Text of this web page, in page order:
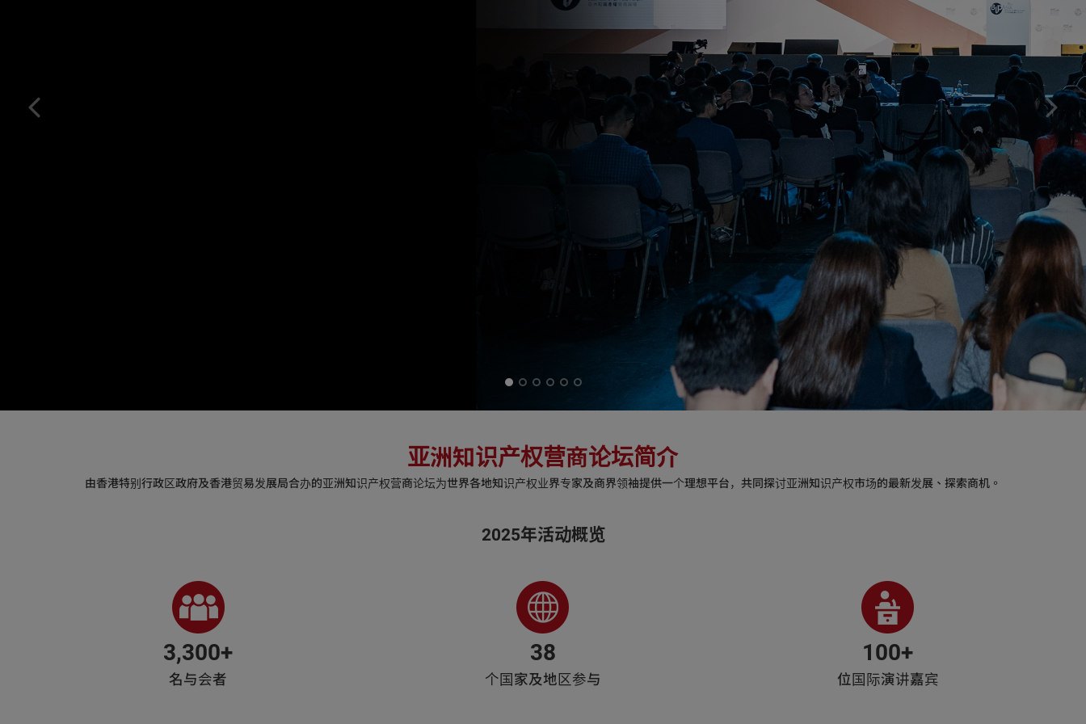
亚洲知识产权营商论坛简介
由香港特别行政区政府及香港贸易发展局合办的亚洲知识产权营商论坛为世界各地知识产权业界专家及商界领袖提供一个理想平台，共同探讨亚洲知识产权市场的最新发展、探索商机。
2025年活动概览
3,300+
名与会者
38
个国家及地区参与
100+
位国际演讲嘉宾